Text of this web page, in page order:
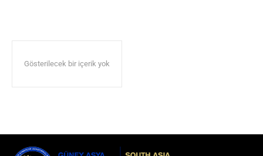
Gösterilecek bir içerik yok